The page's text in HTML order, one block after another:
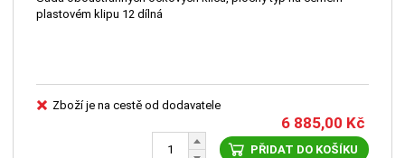
plastovém klipu 12 dílná
Zboží je na cestě od dodavatele
6 885,00 Kč
PŘIDAT DO KOŠÍKU